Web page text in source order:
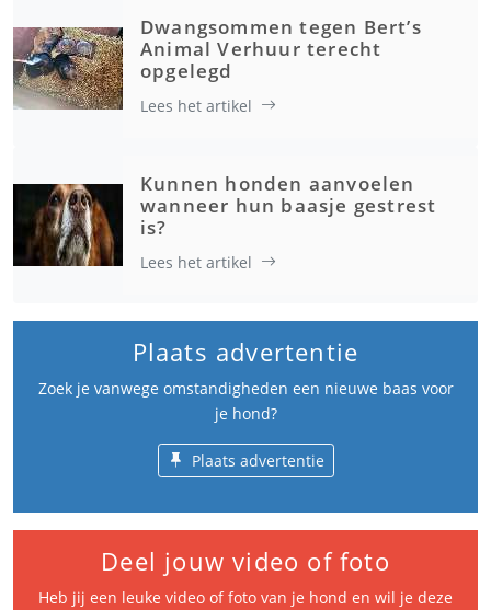
Dwangsommen tegen Bert’s
Animal Verhuur terecht
opgelegd
Lees het artikel
Kunnen honden aanvoelen
wanneer hun baasje gestrest
is?
Lees het artikel
Plaats advertentie
Zoek je vanwege omstandigheden een nieuwe baas voor
je hond?
Plaats advertentie
Deel jouw video of foto
Heb jij een leuke video of foto van je hond en wil je deze